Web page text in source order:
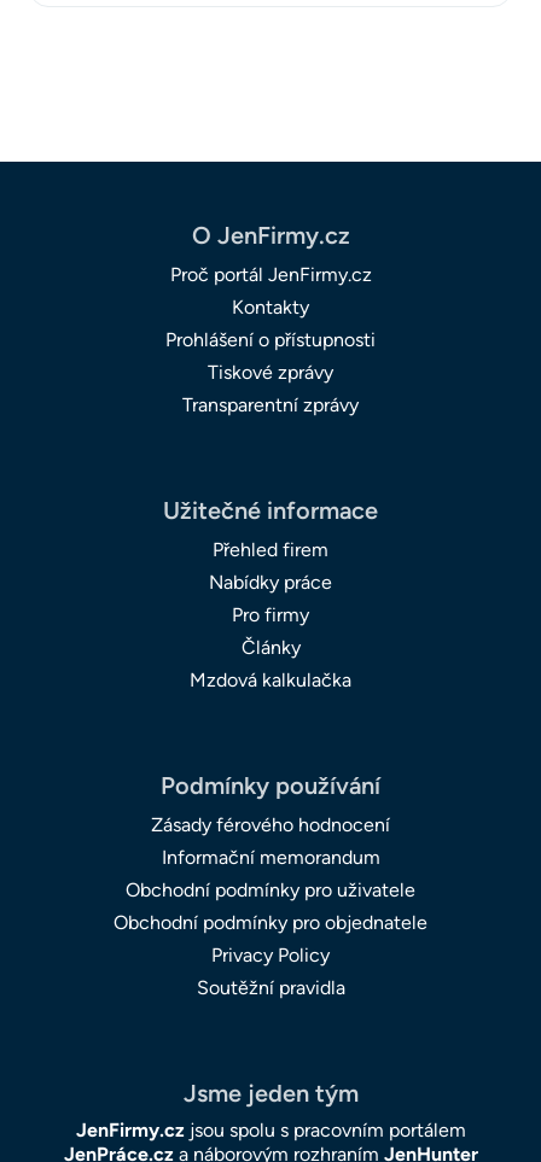
O JenFirmy.cz
Proč portál JenFirmy.cz
Kontakty
Prohlášení o přístupnosti
Tiskové zprávy
Transparentní zprávy
Užitečné informace
Přehled firem
Nabídky práce
Pro firmy
Články
Mzdová kalkulačka
Podmínky používání
Zásady férového hodnocení
Informační memorandum
Obchodní podmínky pro uživatele
Obchodní podmínky pro objednatele
Privacy Policy
Soutěžní pravidla
Jsme jeden tým
JenFirmy.czjsou spolu s pracovním portálem
JenPráce.cza náborovým rozhraním JenHunter